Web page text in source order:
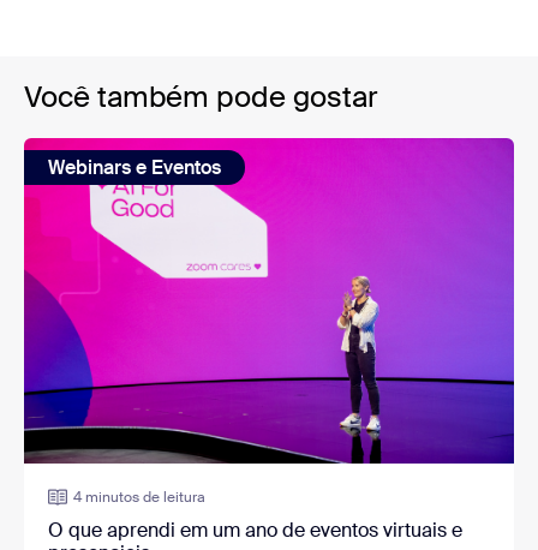
Você também pode gostar
Webinars e Eventos
4 minutos de leitura
O que aprendi em um ano de eventos virtuais e